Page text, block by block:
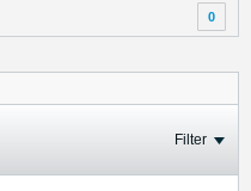
0
Filter